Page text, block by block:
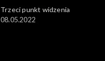
Trzeci punkt widzenia
08.05.2022